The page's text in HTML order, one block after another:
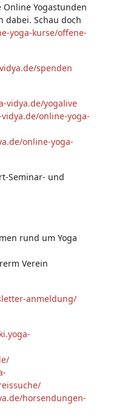
Online Yogastunden
dabei. Schau doch
yoga-kurse/offene-
spenden​
vidya.de/yogalive
online-yoga-
online-yoga-
Seminar- und
rund um Yoga
Verein
anmeldung/
horsendungen-